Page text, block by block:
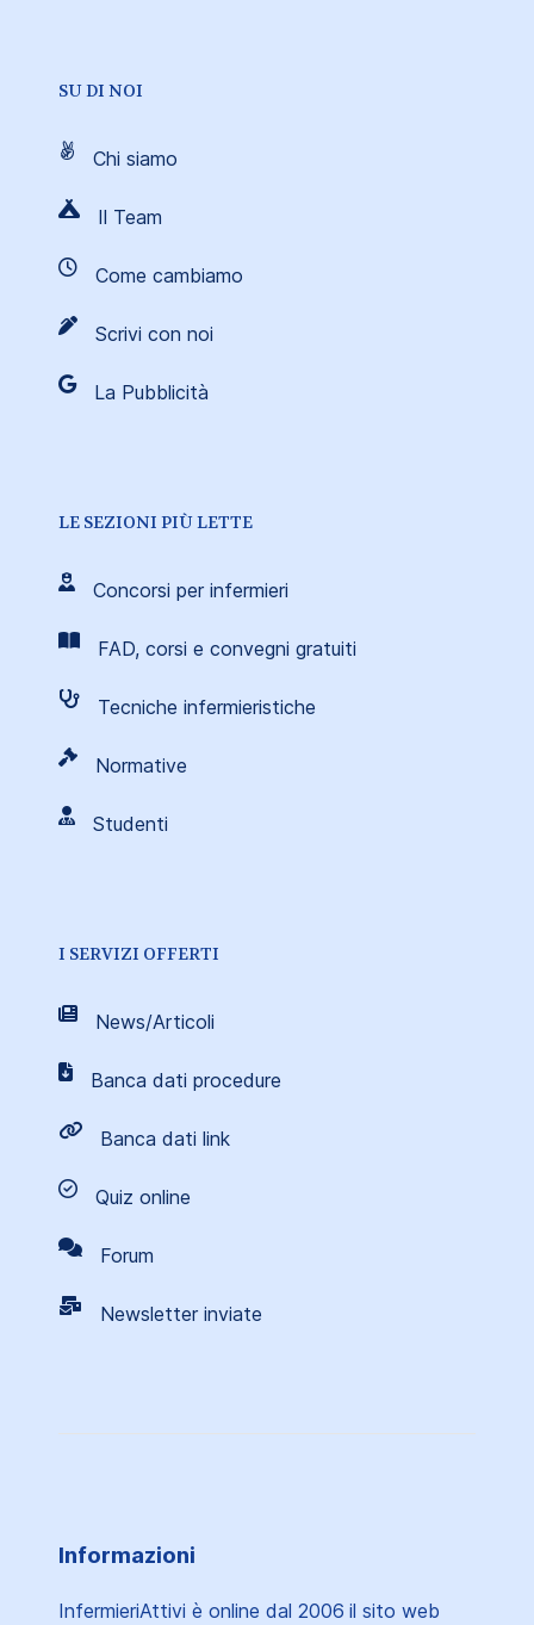
SU DI NOI
Chi siamo
Il Team
Come cambiamo
Scrivi con noi
La Pubblicità
LE SEZIONI PIÙ LETTE
Concorsi per infermieri
FAD, corsi e convegni gratuiti
Tecniche infermieristiche
Normative
Studenti
I SERVIZI OFFERTI
News/Articoli
Banca dati procedure
Banca dati link
Quiz online
Forum
Newsletter inviate
Informazioni
InfermieriAttivi è online dal 2006 il sito web